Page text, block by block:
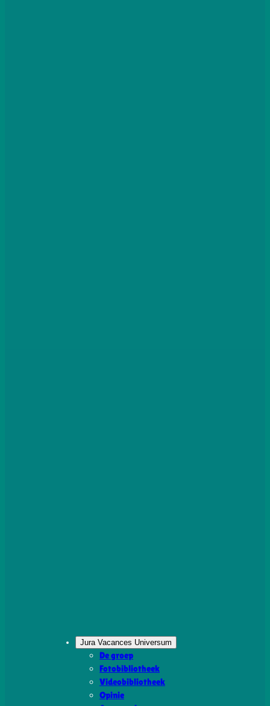
Jura Vacances Universum
De groep
Fotobibliotheek
Videobibliotheek
Opinie